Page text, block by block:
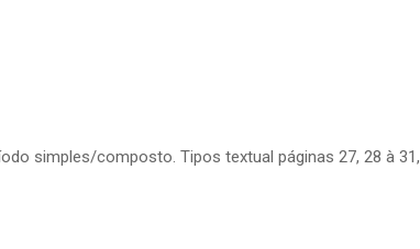
simples/composto. Tipos textual páginas 27, 28 à 31,